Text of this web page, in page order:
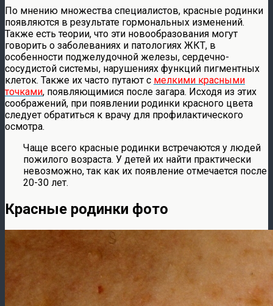
По мнению множества специалистов, красные родинки
появляются в результате гормональных изменений.
Также есть теории, что эти новообразования могут
говорить о заболеваниях и патологиях ЖКТ, в
особенности поджелудочной железы, сердечно-
сосудистой системы, нарушениях функций пигментных
клеток. Также их часто путают с мелкими красными
точками, появляющимися после загара. Исходя из этих
соображений, при появлении родинки красного цвета
следует обратиться к врачу для профилактического
осмотра.
Чаще всего красные родинки встречаются у людей
пожилого возраста. У детей их найти практически
невозможно, так как их появление отмечается после
20-30 лет.
Красные родинки фото